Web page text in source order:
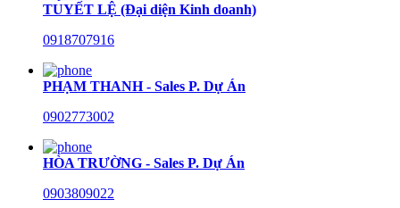
TUYẾT LỆ (Đại diện Kinh doanh)
0918707916
PHẠM THANH - Sales P. Dự Án
0902773002
HÒA TRƯỜNG - Sales P. Dự Án
0903809022